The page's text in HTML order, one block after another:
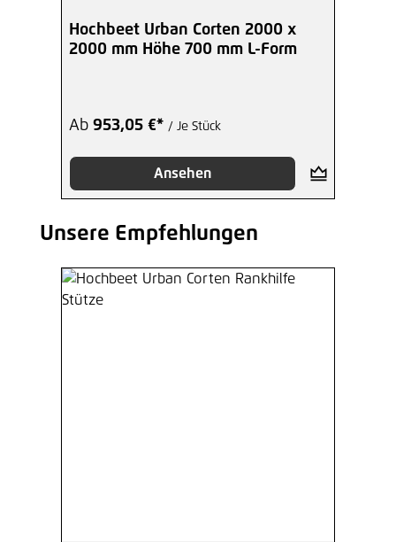
Hochbeet Urban Corten 2000 x
2000 mm Höhe 700 mm L-Form
Ab 953,05 €* / Je Stück
Ansehen
Produktgalerie überspringen
Unsere Empfehlungen